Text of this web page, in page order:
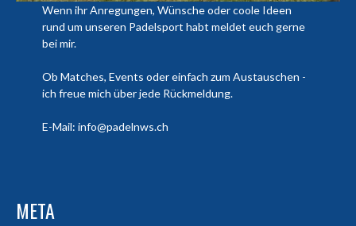
Wenn ihr Anregungen, Wünsche oder coole Ideen
rund um unseren Padelsport habt meldet euch gerne
bei mir.
Ob Matches, Events oder einfach zum Austauschen -
ich freue mich über jede Rückmeldung.
E-Mail: info@padelnws.ch
META